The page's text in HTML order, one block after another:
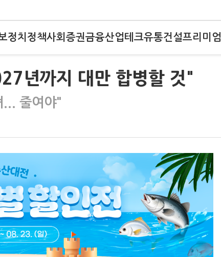
정치 정책사회 증권금융산업테크유통건설프리미엄
년까지 대만 합병할 것"
... 줄여야"